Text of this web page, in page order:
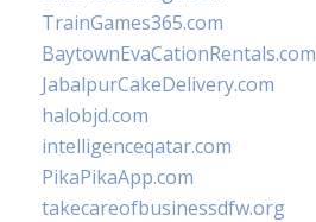
TrainGames365.com
BaytownEvaCationRentals.com
JabalpurCakeDelivery.com
halobjd.com
intelligenceqatar.com
PikaPikaApp.com
takecareofbusinessdfw.org